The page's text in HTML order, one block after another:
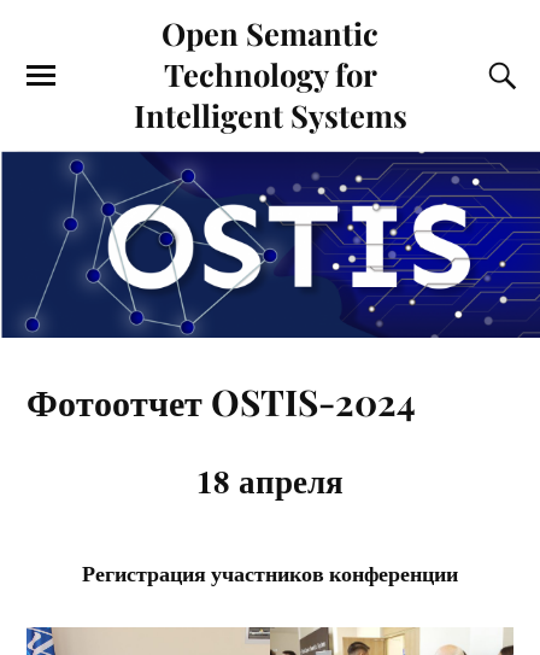
Open Semantic
Technology for
Intelligent Systems
Фотоотчет OSTIS-2024
18 апреля
Регистрация участников конференции